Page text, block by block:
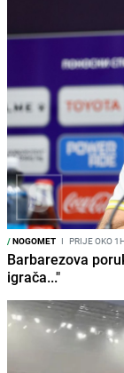
/NOGOMET I PRIJE OKO
Barbarezova
igrača..."